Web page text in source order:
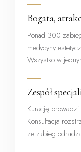
Bogata,
Ponad 300
medycyny
Wszystko w
Zespół
Kurację prowadzi
Konsultacja
że zabieg